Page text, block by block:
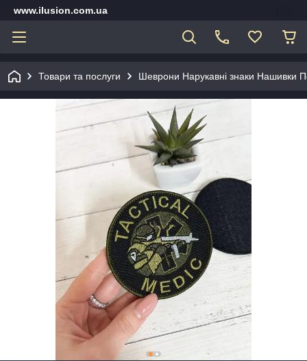
www.ilusion.com.ua
Товари та послуги Шеврони Нарукавні знаки Нашивки